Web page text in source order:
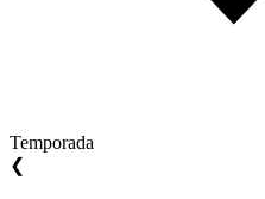
Temporada
❮